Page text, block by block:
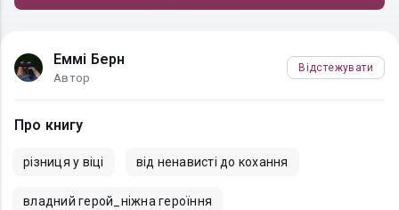
Еммі Берн
Автор
Відстежувати
Про книгу
різниця у віці від ненависті до кохання
владний герой_ніжна героїння